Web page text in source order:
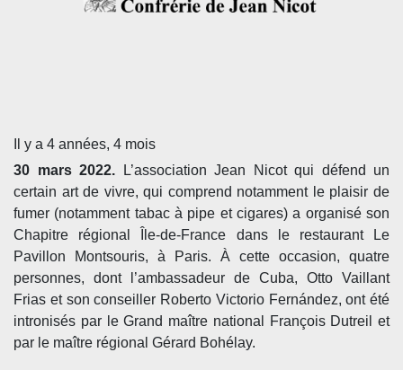
Il y a 4 années, 4 mois
30 mars 2022. L’association Jean Nicot qui défend un
certain art de vivre, qui comprend notamment le plaisir de
fumer (notamment tabac à pipe et cigares) a organisé son
Chapitre régional Île-de-France dans le restaurant Le
Pavillon Montsouris, à Paris. À cette occasion, quatre
personnes, dont l’ambassadeur de Cuba, Otto Vaillant
Frias et son conseiller Roberto Victorio Fernández, ont été
intronisés par le Grand maître national François Dutreil et
par le maître régional Gérard Bohélay.